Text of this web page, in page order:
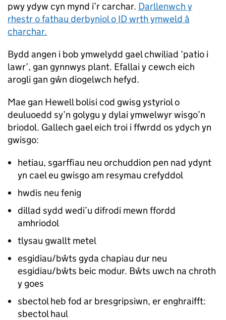
pwy ydyw cyn mynd i’r carchar. Darllenwch y
rhestr o fathau derbyniol o ID wrth ymweld â
charchar.
Bydd angen i bob ymwelydd gael chwiliad ‘patio i
lawr’, gan gynnwys plant. Efallai y cewch eich
arogli gan gŵn diogelwch hefyd.
Mae gan Hewell bolisi cod gwisg ystyriol o
deuluoedd sy’n golygu y dylai ymwelwyr wisgo’n
briodol. Gallech gael eich troi i ffwrdd os ydych yn
gwisgo:
hetiau, sgarffiau neu orchuddion pen nad ydynt
yn cael eu gwisgo am resymau crefyddol
hwdis neu fenig
dillad sydd wedi’u difrodi mewn ffordd
amhriodol
tlysau gwallt metel
esgidiau/bŵts gyda chapiau dur neu
esgidiau/bŵts beic modur. Bŵts uwch na chroth
y goes
sbectol heb fod ar bresgripsiwn, er enghraifft:
sbectol haul